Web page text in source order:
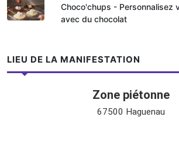
Choco'chups - Personnalisez
avec du chocolat
LIEU DE LA MANIFESTATION
Zone piétonne
67500 Haguenau